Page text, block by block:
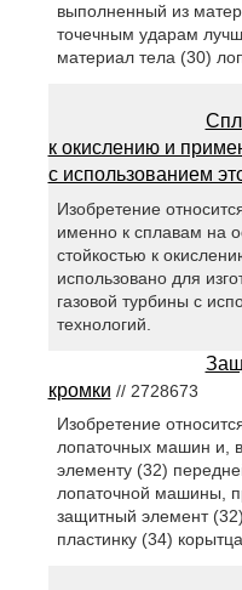
выполненный из
точечным ударам
материал тела (30)
к окислению и
с использованием
Изобретение
именно к сплавам на
стойкостью к
использовано для
газовой турбины с
технологий.
кромки // 2728673
Изобретение
лопаточных машин и,
элементу (32)
лопаточной машины,
защитный элемент
пластинку (34)